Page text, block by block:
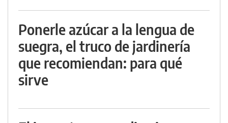
Ponerle azúcar a la lengua de
suegra, el truco de jardinería
que recomiendan: para qué
sirve